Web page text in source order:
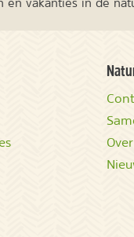
en vakanties in de